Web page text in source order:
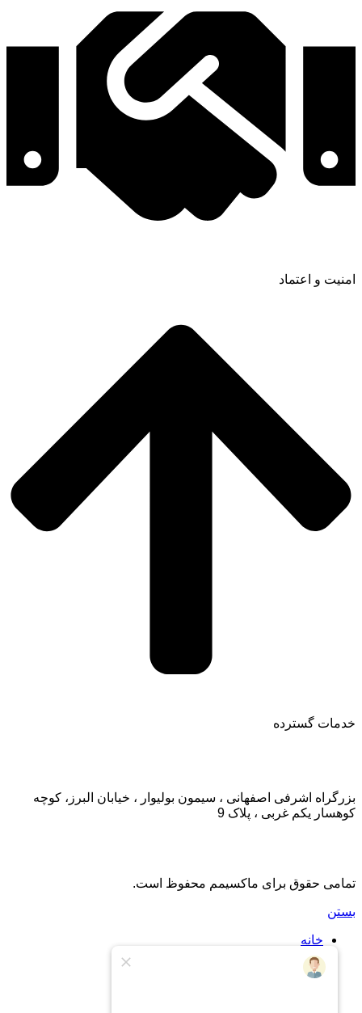
امنیت و اعتماد
خدمات گسترده
بزرگراه اشرفی اصفهانی ، سیمون بولیوار ، خیابان البرز، کوچه
کوهسار یکم غربی ، پلاک 9
تمامی حقوق برای ماکسیمم محفوظ است.
بستن
خانه
اشتراک